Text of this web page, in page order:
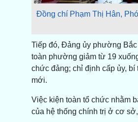
Đồng chí Phạm Thị Hân,
Tiếp đó, Đảng ủy phường Bắc
toàn phường giảm từ 19
chức đảng; chỉ định cấp ủy,
mới.
Việc kiện toàn tổ chức nhằm
của hệ thống chính trị ở cơ